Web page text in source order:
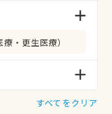
・更生医療）
すべてをクリア